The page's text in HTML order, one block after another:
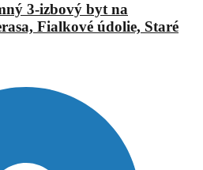
3-izbový byt na
Fialkové údolie, Staré